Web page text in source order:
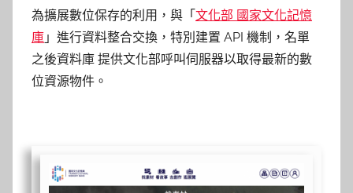
為擴展數位保存的利用，與「 文化部 國家文化記憶
庫 」進行資料整合交換，特別建置 API 機制，名單
之後資料庫 提供文化部呼叫伺服器以取得最新的數
位資源物件。